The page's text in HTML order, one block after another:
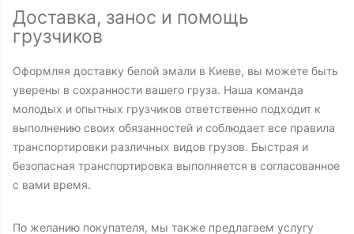
Доставка, занос и помощь
грузчиков
Оформляя доставку белой эмали в Киеве, вы можете быть
уверены в сохранности вашего груза. Наша команда
молодых и опытных грузчиков ответственно подходит к
выполнению своих обязанностей и соблюдает все правила
транспортировки различных видов грузов. Быстрая и
безопасная транспортировка выполняется в согласованное
с вами время.
По желанию покупателя, мы также предлагаем услугу